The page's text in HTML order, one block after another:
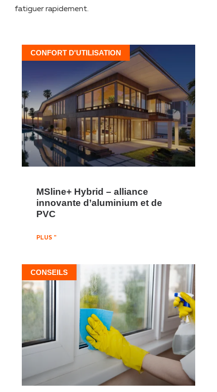
fatiguer rapidement.
CONFORT D'UTILISATION
MSline+ Hybrid – alliance
innovante d’aluminium et de
PVC
PLUS "
CONSEILS